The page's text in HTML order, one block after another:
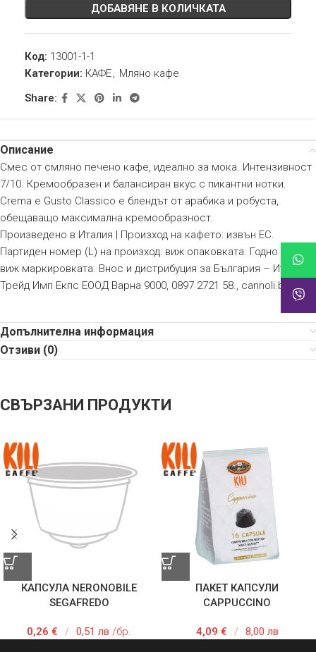
ДОБАВЯНЕ В КОЛИЧКАТА
Код: 13001-1-1
Категории: КАФЕ, Мляно кафе
Share:
Описание
Смес от смляно печено кафе, идеално за мока. Интензивност
7/10. Кремообразен и балансиран вкус с пикантни нотки.
Crema e Gusto Classico е блендът от арабика и робуста,
обещаващо максимална кремообразност.
Произведено в Италия | Произход на кафето: извън ЕС.
Партиден номер (L) на произход: виж опаковката. Годно до:
виж маркировката. Внос и дистрибуция за България – Итал
Трейд Имп Екпс ЕООД Варна 9000, 0897 2721 58., cannoli.bg
Допълнителна информация
Отзиви (0)
СВЪРЗАНИ ПРОДУКТИ
КАПСУЛА NERONOBILE
SEGAFREDO
0,26 € / 0,51 лв /бр.
ПАКЕТ КАПСУЛИ
CAPPUCCINO
4,09 € / 8,00 лв